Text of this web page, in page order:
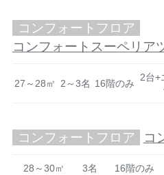
コンフォートフロア
コンフォートスーペリア
27～28㎡ 2～3名 16階のみ
2台+
コンフォートフロア コ
28～30㎡ 3名 16階のみ